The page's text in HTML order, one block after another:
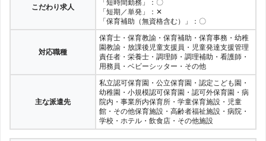
こだわり求人
「短時間勤務」：〇
「短期／単発」：✕
「保育補助（無資格含む）」：〇
対応職種
保育士・保育教諭・保育補助・保育事務・幼稚
園教諭・放課後児童支援員・児童発達支援管理
責任者・栄養士・調理師・調理補助・看護師・
用務員・ベビーシッター・その他
主な派遣先
私立認可保育園・公立保育園・認定こども園・
幼稚園・小規模認可保育園・認可外保育園・病
院内・事業所内保育所・学童保育施設・児童
館・その他保育施設・高齢者福祉施設・病院・
学校・ホテル・飲食店・その他施設